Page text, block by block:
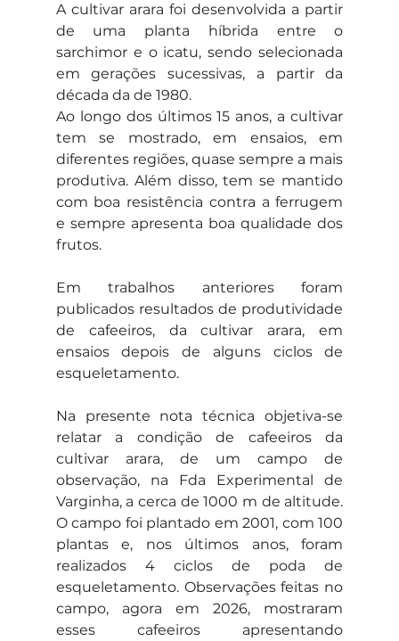
A cultivar arara foi desenvolvida a partir
de uma planta híbrida entre o
sarchimor e o icatu, sendo selecionada
em gerações sucessivas, a partir da
década da de 1980.
Ao longo dos últimos 15 anos, a cultivar
tem se mostrado, em ensaios, em
diferentes regiões, quase sempre a mais
produtiva. Além disso, tem se mantido
com boa resistência contra a ferrugem
e sempre apresenta boa qualidade dos
frutos.
Em trabalhos anteriores foram
publicados resultados de produtividade
de cafeeiros, da cultivar arara, em
ensaios depois de alguns ciclos de
esqueletamento.
Na presente nota técnica objetiva-se
relatar a condição de cafeeiros da
cultivar arara, de um campo de
observação, na Fda Experimental de
Varginha, a cerca de 1000 m de altitude.
O campo foi plantado em 2001, com 100
plantas e, nos últimos anos, foram
realizados 4 ciclos de poda de
esqueletamento. Observações feitas no
campo, agora em 2026, mostraram
esses cafeeiros apresentando